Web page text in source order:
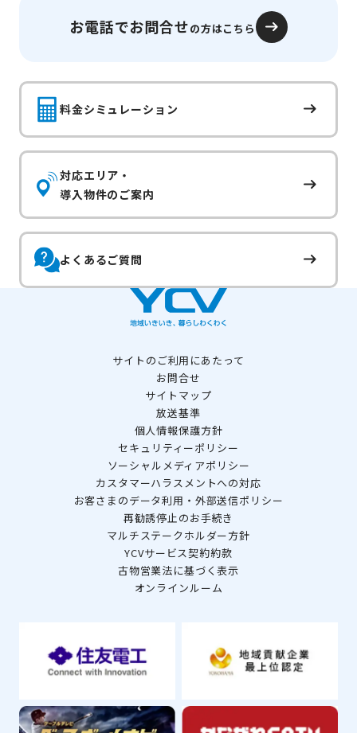
お電話でお問合せの方はこちら
料金シミュレーション
対応エリア・
導入物件のご案内
よくあるご質問
サイトのご利用にあたって
お問合せ
サイトマップ
放送基準
個人情報保護方針
セキュリティーポリシー
ソーシャルメディアポリシー
カスタマーハラスメントへの対応
お客さまのデータ利用・外部送信ポリシー
再勧誘停止のお手続き
マルチステークホルダー方針
YCVサービス契約約款
古物営業法に基づく表示
オンラインルーム